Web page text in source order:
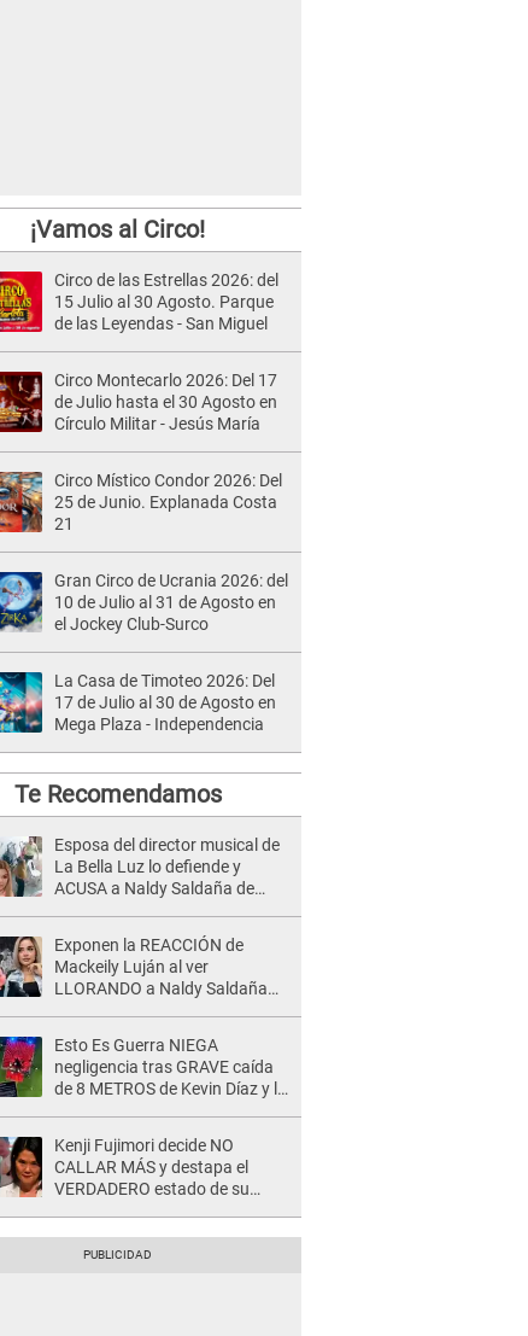
¡Vamos al Circo!
Circo de las Estrellas 2026: del
15 Julio al 30 Agosto. Parque
de las Leyendas - San Miguel
Circo Montecarlo 2026: Del 17
de Julio hasta el 30 Agosto en
Círculo Militar - Jesús María
Circo Místico Condor 2026: Del
25 de Junio. Explanada Costa
21
Gran Circo de Ucrania 2026: del
10 de Julio al 31 de Agosto en
el Jockey Club-Surco
La Casa de Timoteo 2026: Del
17 de Julio al 30 de Agosto en
Mega Plaza - Independencia
Te Recomendamos
Esposa del director musical de
La Bella Luz lo defiende y
ACUSA a Naldy Saldaña de
Exponen la REACCIÓN de
Mackeily Luján al ver
LLORANDO a Naldy Saldaña
Esto Es Guerra NIEGA
negligencia tras GRAVE caída
de 8 METROS de Kevin Díaz y lo
Kenji Fujimori decide NO
CALLAR MÁS y destapa el
VERDADERO estado de su
suegra..."